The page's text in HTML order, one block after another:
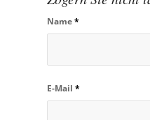
Name*
E-Mail *